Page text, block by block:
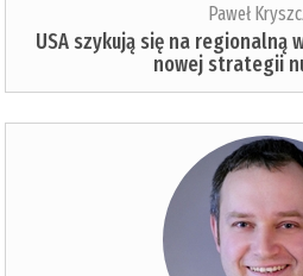
Paweł
USA szykują się na regionalną
nowej strategii